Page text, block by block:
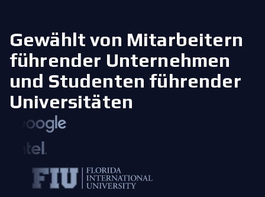
Gewählt von Mitarbeitern
führender Unternehmen
und Studenten führender
Universitäten